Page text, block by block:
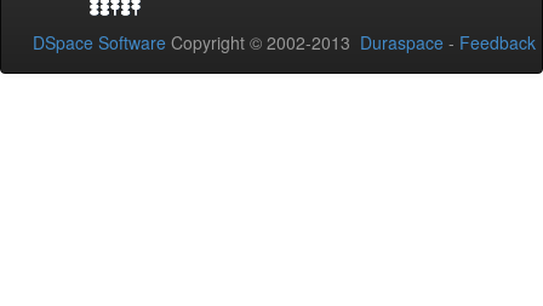
DSpace Software Copyright © 2002-2013 Duraspace - Feedback